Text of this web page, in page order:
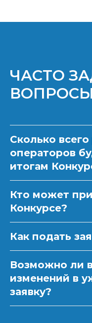
ЧАСТО
ВОПРОСЫ
Сколько
операторов
итогам
Кто может
Конкурсе?
Как подать
Возможно ли
изменений в
заявку?